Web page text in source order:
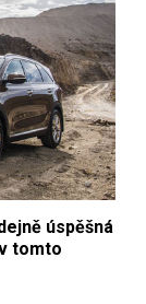
úspěšná
tomto